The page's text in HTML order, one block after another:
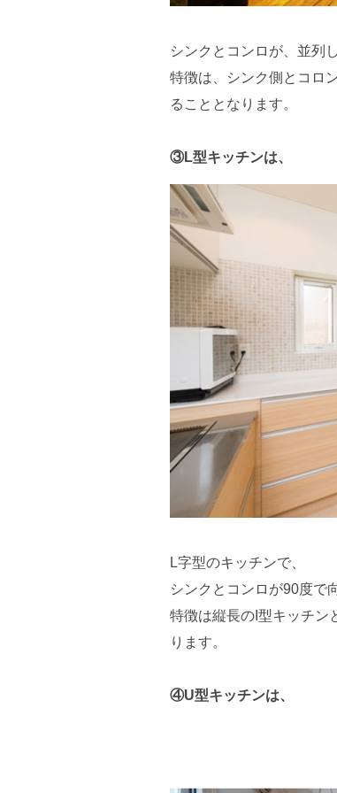
シンクとコンロが、並列
特徴は、シンク側とコロ
ることとなります。
③L型キッチンは、
L字型のキッチンで、
シンクとコンロが90度で
特徴は縦長のI型キッチン
ります。
④U型キッチンは、